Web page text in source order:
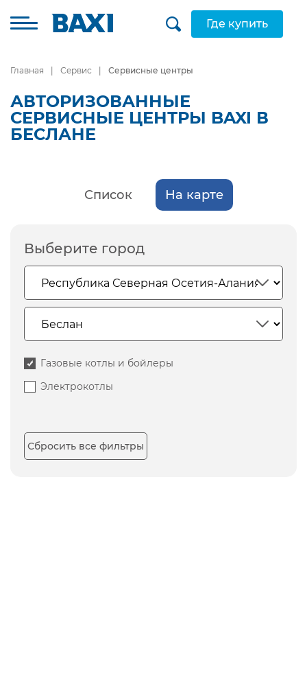
Где купить
Главная Сервис Сервисные центры
АВТОРИЗОВАННЫЕ
СЕРВИСНЫЕ ЦЕНТРЫ BAXI В
БЕСЛАНЕ
Список На карте
Выберите город
Газовые котлы и бойлеры
Электрокотлы
Сбросить все фильтры